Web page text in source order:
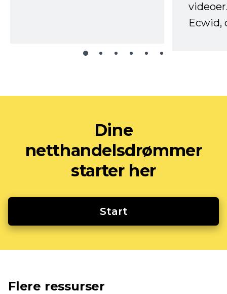
Ecwid,
Dine
netthandelsdrømmer
starter her
Start
Flere ressurser